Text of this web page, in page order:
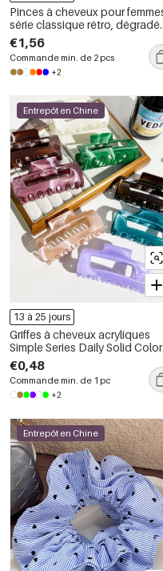
Pinces à cheveux pour
série classique rétro, dégradé
de couleurs, acétate, couleur or
€1,56
Commande min. de 2 pcs
+2
Entrepôt en Chine
13 à 25 jours
Griffes à cheveux acryliques
Simple Series Daily Solid Color
Gradient Color
€0,48
Commande min. de 1 pc
+2
Entrepôt en Chine